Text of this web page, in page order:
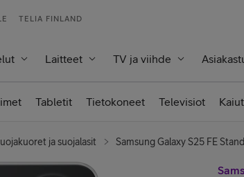
TELIA FINLAND
Laitteet TV ja viihde
Tabletit Tietokoneet Televisiot
ja suojalasit Samsung Galaxy S25 FE